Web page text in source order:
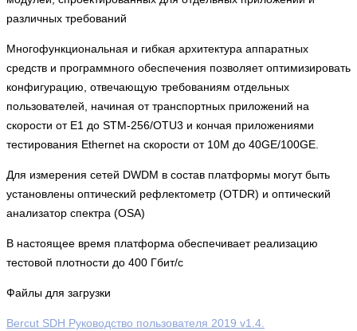
различных требований
Многофункциональная и гибкая архитектура аппаратных
средств и программного обеспечения позволяет оптимизировать
конфигурацию, отвечающую требованиям отдельных
пользователей, начиная от транспортных приложений на
скорости от E1 до STM-256/OTU3 и кончая приложениями
тестирования Ethernet на скорости от 10M до 40GE/100GE.
Для измерения сетей DWDM в состав платформы могут быть
установлены оптический рефлектометр (OTDR) и оптический
анализатор спектра (OSA)
В настоящее время платформа обеспечивает реализацию
тестовой плотности до 400 Гбит/с
Файлы для загрузки
Bercut SDH Руководство пользователя 2019 v1.4.